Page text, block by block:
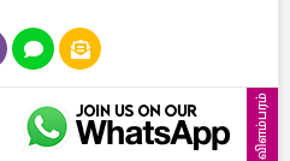
விளம்பரம்